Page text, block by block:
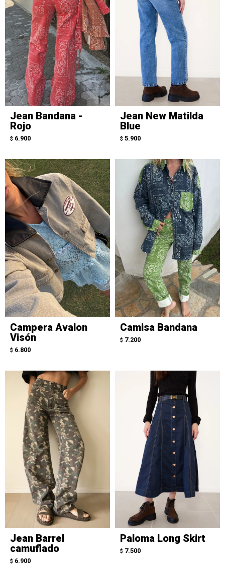
Jean Bandana -
Rojo
$ 6.900
Jean New Matilda
Blue
$ 5.900
Campera Avalon
Visón
$ 6.800
Camisa Bandana
$ 7.200
Jean Barrel
camuflado
$ 6.900
Paloma Long Skirt
$ 7.500